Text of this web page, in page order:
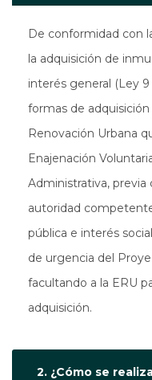
De conformidad con
la adquisición de
interés general (Ley
formas de
Renovación Urbana
Enajenación
Administrativa, previa
autoridad
pública e interés
de urgencia del
facultando a la ERU
adquisición.
2. ¿Cómo se